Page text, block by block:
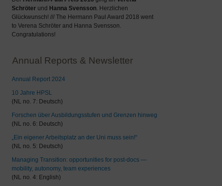
Schröter und Hanna Svensson. Herzlichen
Glückwunsch! /// The Hermann Paul Award 2018 went
to Verena Schröter and Hanna Svensson.
Congratulations!
Annual Reports & Newsletter
Annual Report 2024
10 Jahre HPSL
(NL no. 7: Deutsch)
Forschen über Ausbildungsstufen und Grenzen hinweg
(NL no. 6: Deutsch)
„Ein eigener Arbeitsplatz an der Uni muss sein!“
(NL no. 5: Deutsch)
Managing Transition: opportunities for post-docs —
mobility, autonomy, team experiences
(NL no. 4: English)